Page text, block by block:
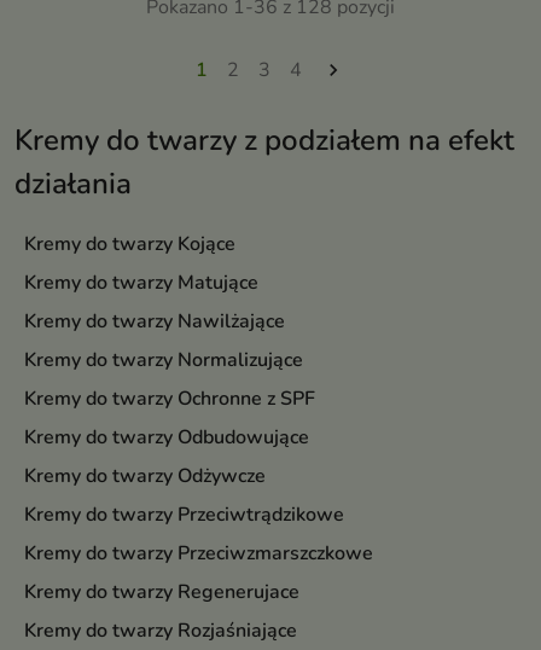
Kremy do twarzy z podziałem na efekt
działania
Kremy do twarzy Kojące
Kremy do twarzy Matujące
Kremy do twarzy Nawilżające
Kremy do twarzy Normalizujące
Kremy do twarzy Ochronne z SPF
Kremy do twarzy Odbudowujące
Kremy do twarzy Odżywcze
Kremy do twarzy Przeciwtrądzikowe
Kremy do twarzy Przeciwzmarszczkowe
Kremy do twarzy Regenerujace
Kremy do twarzy Rozjaśniające
Pokazano 1-36 z 128 pozycji
1 2 3 4 